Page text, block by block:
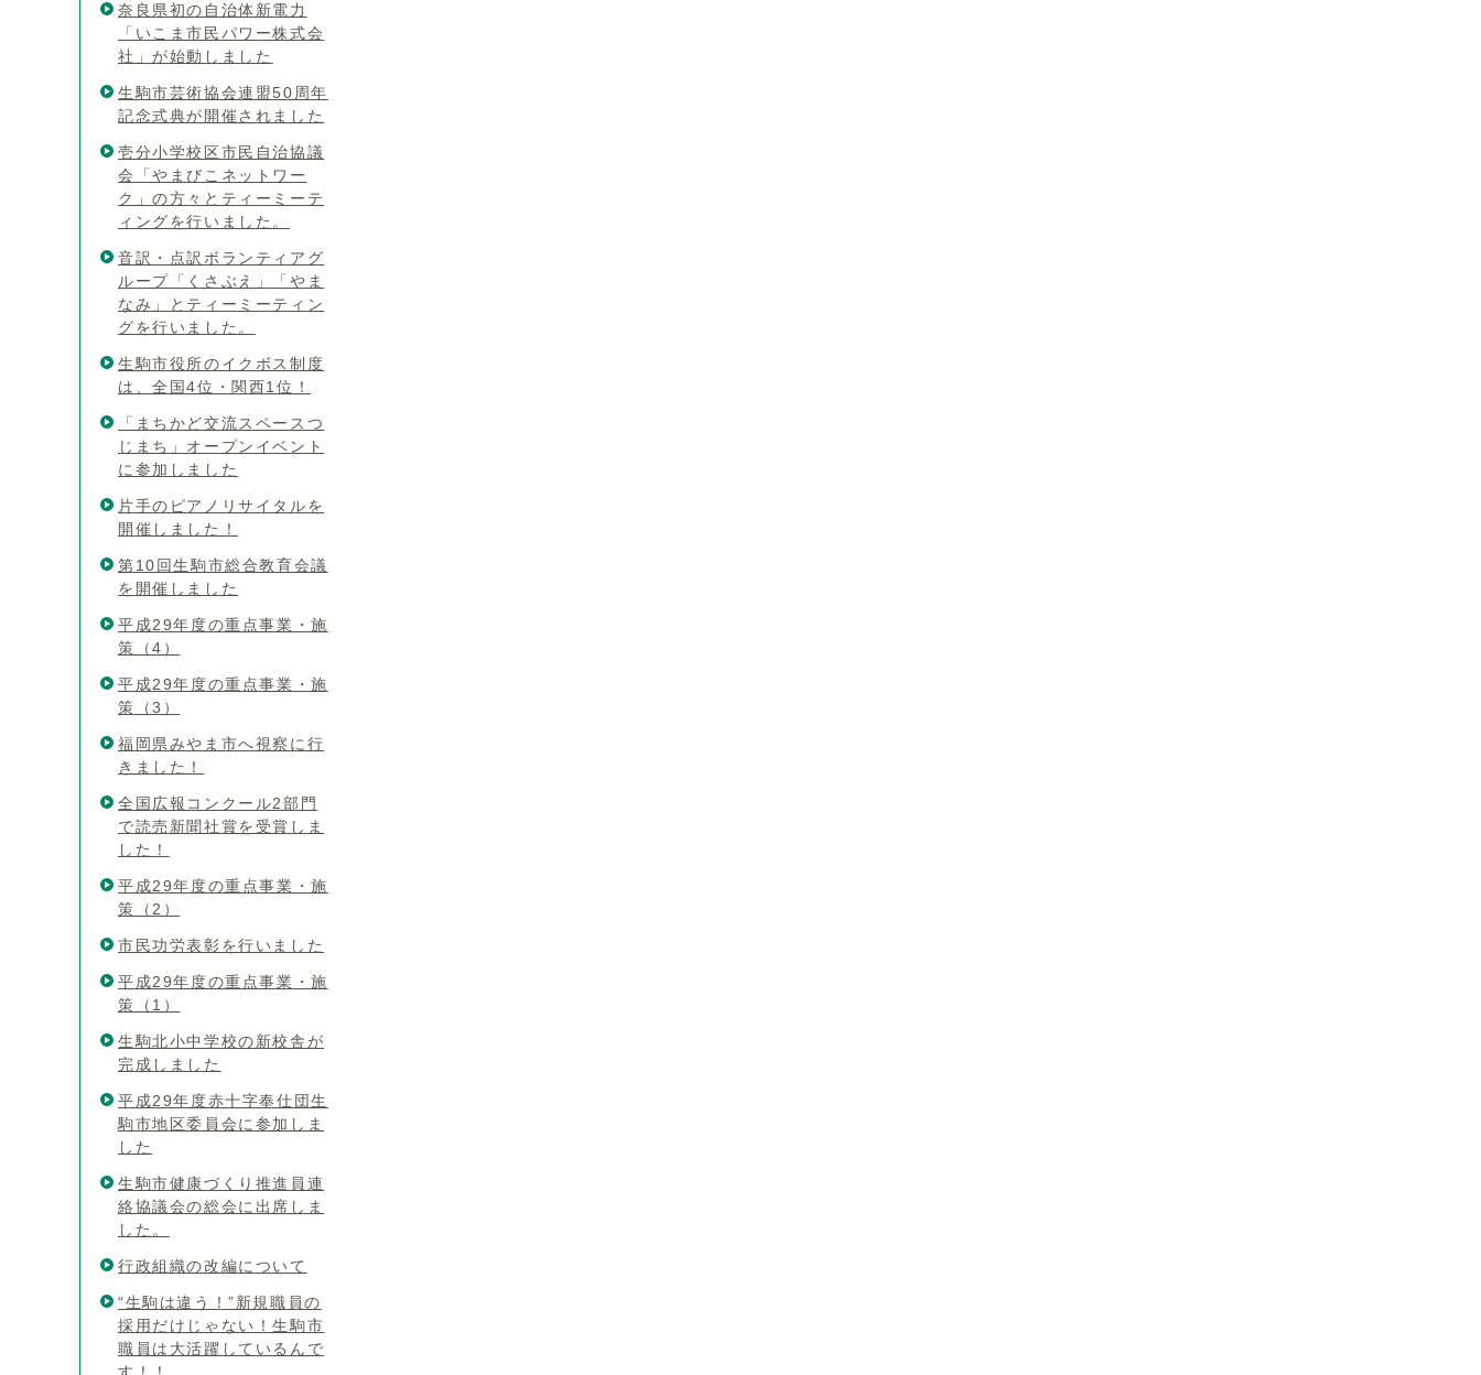
奈良県初の自治体新電力
「いこま市民パワー株式会
社」が始動しました
生駒市芸術協会連盟50周年
記念式典が開催されました
壱分小学校区市民自治協議
会「やまびこネットワー
ク」の方々とティーミーテ
ィングを行いました。
音訳・点訳ボランティアグ
ループ「くさぶえ」「やま
なみ」とティーミーティン
グを行いました。
生駒市役所のイクボス制度
は、全国4位・関西1位！
「まちかど交流スペースつ
じまち」オープンイベント
に参加しました
片手のピアノリサイタルを
開催しました！
第10回生駒市総合教育会議
を開催しました
平成29年度の重点事業・施
策（4）
平成29年度の重点事業・施
策（3）
福岡県みやま市へ視察に行
きました！
全国広報コンクール2部門
で読売新聞社賞を受賞しま
した！
平成29年度の重点事業・施
策（2）
市民功労表彰を行いました
平成29年度の重点事業・施
策（1）
生駒北小中学校の新校舎が
完成しました
平成29年度赤十字奉仕団生
駒市地区委員会に参加しま
した
生駒市健康づくり推進員連
絡協議会の総会に出席しま
した。
行政組織の改編について
“生駒は違う！”新規職員の
採用だけじゃない！生駒市
職員は大活躍しているんで